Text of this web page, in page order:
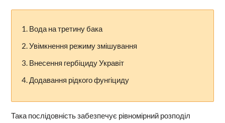
Вода на третину бака
Увімкнення режиму змішування
Внесення гербіциду Укравіт
Додавання рідкого фунгіциду
Така послідовність забезпечує рівномірний розподіл